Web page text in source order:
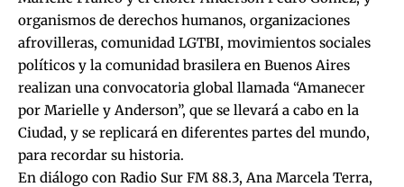
organismos de derechos humanos, organizaciones
afrovilleras, comunidad LGTBI, movimientos sociales
políticos y la comunidad brasilera en Buenos Aires
realizan una convocatoria global llamada “Amanecer
por Marielle y Anderson”, que se llevará a cabo en la
Ciudad, y se replicará en diferentes partes del mundo,
para recordar su historia.
En diálogo con Radio Sur FM 88.3, Ana Marcela Terra,